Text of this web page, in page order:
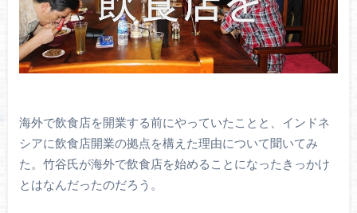
海外で飲食店を開業する前にやっていたことと、インドネ
シアに飲食店開業の拠点を構えた理由について聞いてみ
た。竹谷氏が海外で飲食店を始めることになったきっかけ
とはなんだったのだろう。